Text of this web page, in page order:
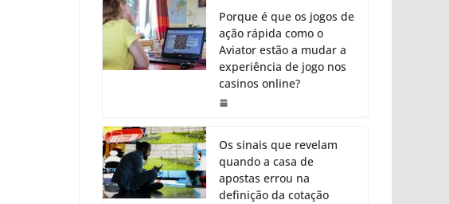
Porque é que os jogos de
ação rápida como o
Aviator estão a mudar a
experiência de jogo nos
casinos online?
Os sinais que revelam
quando a casa de
apostas errou na
definição da cotação